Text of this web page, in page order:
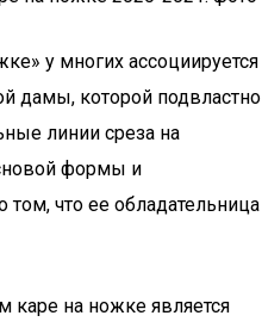
у многих ассоциируется
дамы, которой подвластно
линии среза на
формы и
что ее обладательница
на ножке является